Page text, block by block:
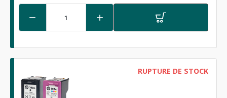
 
RUPTURE DE STOCK